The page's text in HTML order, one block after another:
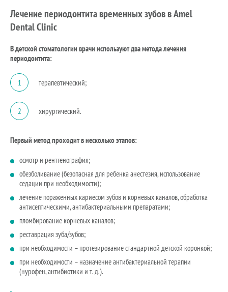
Лечение периодонтита временных зубов в Amel
Dental Clinic
В детской стоматологии врачи используют два метода лечения
периодонтита:
1 терапевтический;
2 хирургический.
Первый метод проходит в несколько этапов:
осмотр и рентгенография;
обезболивание (безопасная для ребенка анестезия, использование
седации при необходимости);
лечение пораженных кариесом зубов и корневых каналов, обработка
антисептическими, антибактериальными препаратами;
пломбирование корневых каналов;
реставрация зуба/зубов;
при необходимости – протезирование стандартной детской коронкой;
при необходимости – назначение антибактериальной терапии
(нурофен, антибиотики и т. д.).